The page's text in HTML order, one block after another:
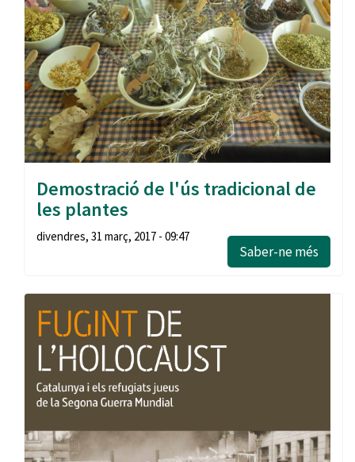
Demostració de l'ús tradicional de
les plantes
divendres, 31 març, 2017 - 09:47
Saber-ne més